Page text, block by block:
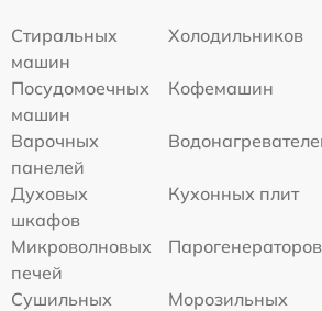
Стиральных
машин
Холодильников
Посудомоечных
машин
Кофемашин
Варочных
панелей
Духовых
шкафов
Кухонных плит
Микроволновых
печей
Парогенераторов
Сушильных
Морозильных